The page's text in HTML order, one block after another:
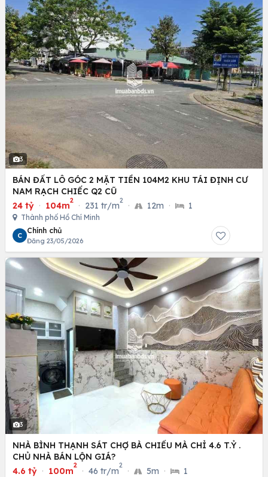
3
BÁN ĐẤT LÔ GÓC 2 MẶT TIỀN 104M2 KHU TÁI ĐỊNH CƯ
NAM RẠCH CHIẾC Q2 CŨ
24 tỷ · 104m
2
· 231 tr/m
2
· 12m · 1
Thành phố Hồ Chí Minh
C
Chính chủ
Đăng 23/05/2026
3
NHÀ BÌNH THẠNH SÁT CHỢ BÀ CHIỂU MÀ CHỈ 4.6 T.Ỷ .
CHỦ NHÀ BÁN LỘN GIÁ?
4.6 tỷ · 100m
2
· 46 tr/m
2
· 5m · 1